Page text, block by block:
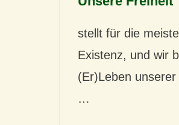
stellt für die
Existenz, und wir
(Er)Leben
…